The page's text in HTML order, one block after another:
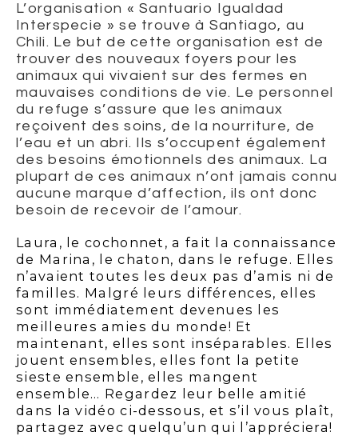
L’organisation « Santuario Igualdad
Interspecie » se trouve à Santiago, au
Chili. Le but de cette organisation est de
trouver des nouveaux foyers pour les
animaux qui vivaient sur des fermes en
mauvaises conditions de vie. Le personnel
du refuge s’assure que les animaux
reçoivent des soins, de la nourriture, de
l’eau et un abri. Ils s’occupent également
des besoins émotionnels des animaux. La
plupart de ces animaux n’ont jamais connu
aucune marque d’affection, ils ont donc
besoin de recevoir de l’amour.
Laura, le cochonnet, a fait la connaissance
de Marina, le chaton, dans le refuge. Elles
n’avaient toutes les deux pas d’amis ni de
familles. Malgré leurs différences, elles
sont immédiatement devenues les
meilleures amies du monde! Et
maintenant, elles sont inséparables. Elles
jouent ensembles, elles font la petite
sieste ensemble, elles mangent
ensemble… Regardez leur belle amitié
dans la vidéo ci-dessous, et s’il vous plaît,
partagez avec quelqu’un qui l’appréciera!